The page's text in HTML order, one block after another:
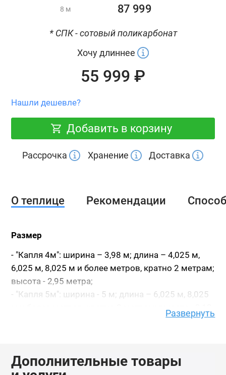
8 м 87 999
* СПК - сотовый поликарбонат
Хочу длиннее
Нашли дешевле?
55 999 ₽
Добавить в корзину
Рассрочка Хранение Доставка
О теплице Рекомендации
Размер
- "Капля 4м": ширина – 3,98 м; длина – 4,025 м,
6,025 м, 8,025 м и более метров, кратно 2 метрам;
высота - 2,95 метра;
- "Капля 5м": ширина - 5 м; длина – 6,025 м, 8,025
высота - 3,85 метра;
Высота указана с учетом фундамента из бруса
Развернуть
Дополнительные товары